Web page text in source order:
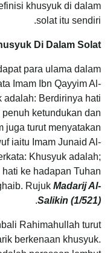
khusyuk di dalam
solat itu sendiri.
Di Dalam Solat
para ulama dalam
Imam Ibn Qayyim Al-
adalah: Berdirinya hati
ketundukan dan
juga turut menyatakan
iaitu Imam Junaid Al-
Khusyuk adalah;
ke hadapan Tuhan
Rujuk Madarij Al-
Salikin (1/521)
.
Rahimahullah turut
berkenaan khusyuk.